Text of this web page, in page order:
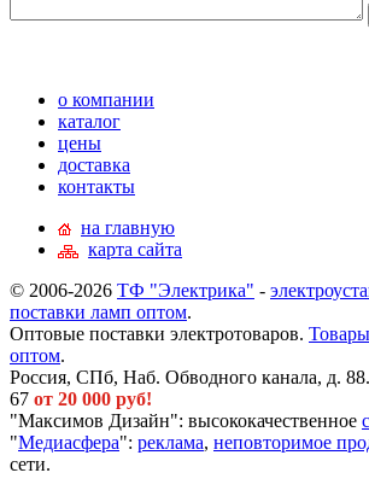
о компании
каталог
цены
доставка
контакты
на главную
карта сайта
© 2006-2026 ТФ "Электрика" -
поставки ламп оптом.
Оптовые поставки электротоваров.
оптом.
Россия, СПб, Наб. Обводного канала, д.
67 от 20 000 руб!
"Максимов Дизайн": высококачественное
"Медиасфера": реклама, неповторимое
сети.